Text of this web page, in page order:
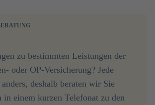
zu bestimmten Leistungen der
oder OP-Versicherung? Jede
deshalb beraten wir Sie
einem kurzen Telefonat zu den